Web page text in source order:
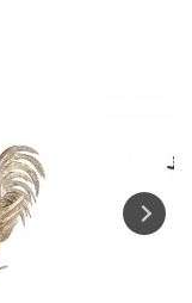
–
i niebanalne